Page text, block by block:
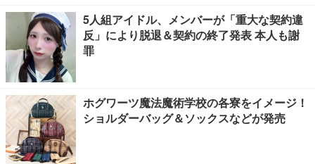
5人組アイドル、メンバーが「重大な契約違
反」により脱退＆契約の終了発表 本人も謝
罪
ホグワーツ魔法魔術学校の各寮をイメージ！
ショルダーバッグ＆ソックスなどが発売